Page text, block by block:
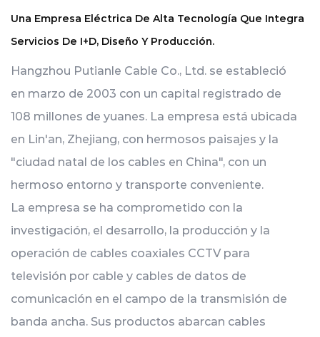
Una Empresa Eléctrica De Alta Tecnología Que Integra
Servicios De I+D, Diseño Y Producción.
Hangzhou Putianle Cable Co., Ltd. se estableció
en marzo de 2003 con un capital registrado de
108 millones de yuanes. La empresa está ubicada
en Lin'an, Zhejiang, con hermosos paisajes y la
"ciudad natal de los cables en China", con un
hermoso entorno y transporte conveniente.
La empresa se ha comprometido con la
investigación, el desarrollo, la producción y la
operación de cables coaxiales CCTV para
televisión por cable y cables de datos de
comunicación en el campo de la transmisión de
banda ancha. Sus productos abarcan cables